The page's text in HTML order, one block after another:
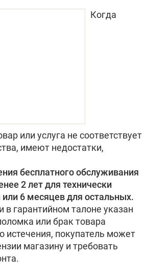
Когда
или услуга не соответствует
имеют недостатки,
бесплатного обслуживания
2 лет для технически
6 месяцев для остальных.
в гарантийном талоне указан
или брак товара
истечения, покупатель может
магазину и требовать